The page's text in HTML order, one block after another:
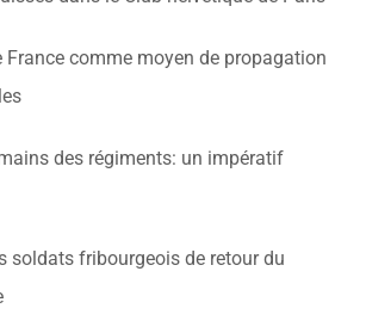
France comme moyen de propagation
des régiments: un impératif
soldats fribourgeois de retour du